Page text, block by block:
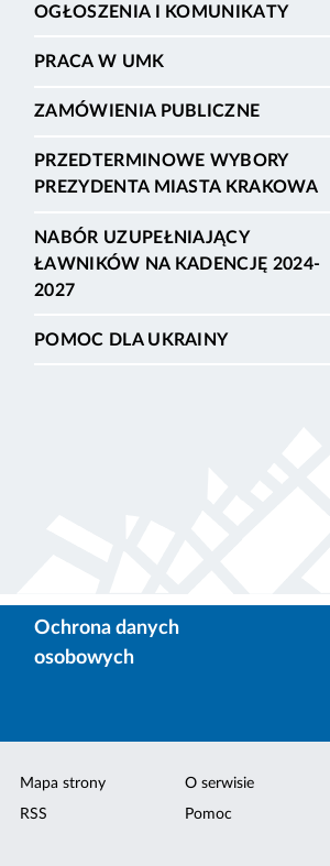
OGŁOSZENIA I KOMUNIKATY
PRACA W UMK
ZAMÓWIENIA PUBLICZNE
PRZEDTERMINOWE WYBORY
PREZYDENTA MIASTA KRAKOWA
NABÓR UZUPEŁNIAJĄCY
ŁAWNIKÓW NA KADENCJĘ 2024-
2027
POMOC DLA UKRAINY
Ochrona danych
osobowych
Mapa strony
RSS
O serwisie
Pomoc